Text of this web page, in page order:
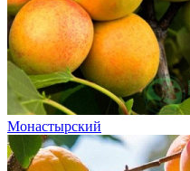
Монастырский